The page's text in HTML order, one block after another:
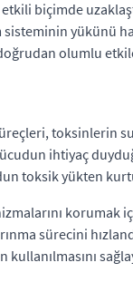
biçimde
olumlu
toksinlerin
ihtiyaç
toksik yükten
korumak
sürecini